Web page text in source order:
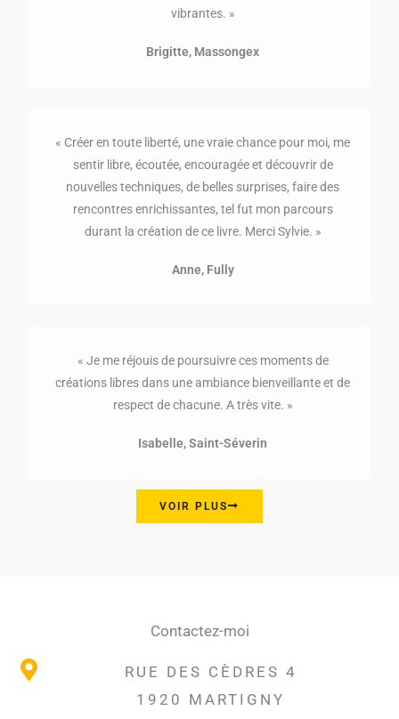
vibrantes. »
Brigitte, Massongex
« Créer en toute liberté, une vraie chance pour moi, me
sentir libre, écoutée, encouragée et découvrir de
nouvelles techniques, de belles surprises, faire des
rencontres enrichissantes, tel fut mon parcours
durant la création de ce livre. Merci Sylvie. »
Anne, Fully
« Je me réjouis de poursuivre ces moments de
créations libres dans une ambiance bienveillante et de
respect de chacune. A très vite. »
Isabelle, Saint-Séverin
VOIR PLUS
Contactez-moi
RUE DES CÈDRES 4
1920 MARTIGNY